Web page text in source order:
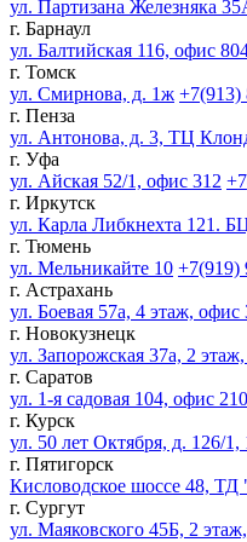
ул. Партизана Железняка
г. Барнаул
ул. Балтийская 116, офис
г. Томск
ул. Смирнова, д. 1ж +7(913)
г. Пенза
ул. Антонова, д. 3, ТЦ
г. Уфа
ул. Айская 52/1, офис 312
г. Иркутск
ул. Карла Либкнехта 121.
г. Тюмень
ул. Мельникайте 10 +7(919)
г. Астрахань
ул. Боевая 57а, 4 этаж,
г. Новокузнецк
ул. Запорожская 37а, 2
г. Саратов
ул. 1-я садовая 104, офис 210
г. Курск
ул. 50 лет Октября, д. 126/
г. Пятигорск
Кисловодское шоссе 48,
г. Сургут
ул. Маяковского 45Б, 2